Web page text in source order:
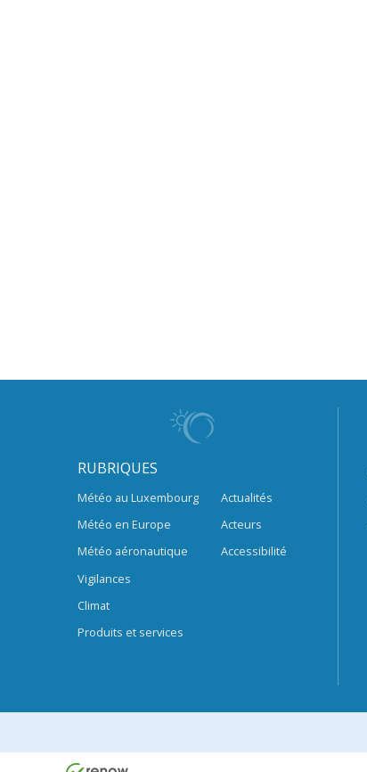
RUBRIQUES
Météo au Luxembourg
Météo en Europe
Météo aéronautique
Vigilances
Climat
Produits et services
Actualités
Acteurs
Accessibilité